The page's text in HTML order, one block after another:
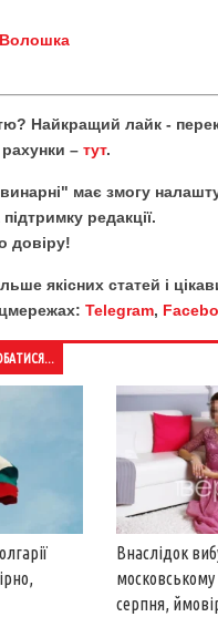
Найкращий лайк -
– тут.
має змогу
редакції.
довіру!
якісних статей і
Telegram,
Внаслідок
московському
серпня,